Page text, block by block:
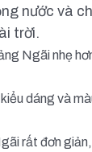
nước và
trời.
Ngãi nhẹ
dáng và
rất đơn